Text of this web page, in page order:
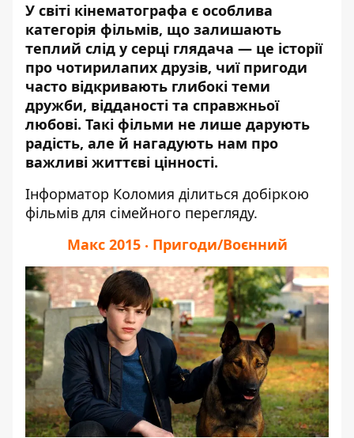
У світі кінематографа є особлива
категорія фільмів, що залишають
теплий слід у серці глядача — це історії
про чотирилапих друзів, чиї пригоди
часто відкривають глибокі теми
дружби, відданості та справжньої
любові. Такі фільми не лише дарують
радість, але й нагадують нам про
важливі життєві цінності.
Інформатор Коломия ділиться добіркою
фільмів для сімейного перегляду.
Макс 2015 ‧ Пригоди/Воєнний